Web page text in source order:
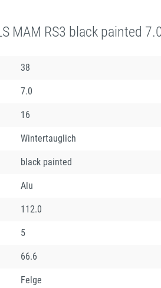
MAM RS3 black painted
38
7.0
16
Wintertauglich
black painted
Alu
112.0
5
66.6
Felge